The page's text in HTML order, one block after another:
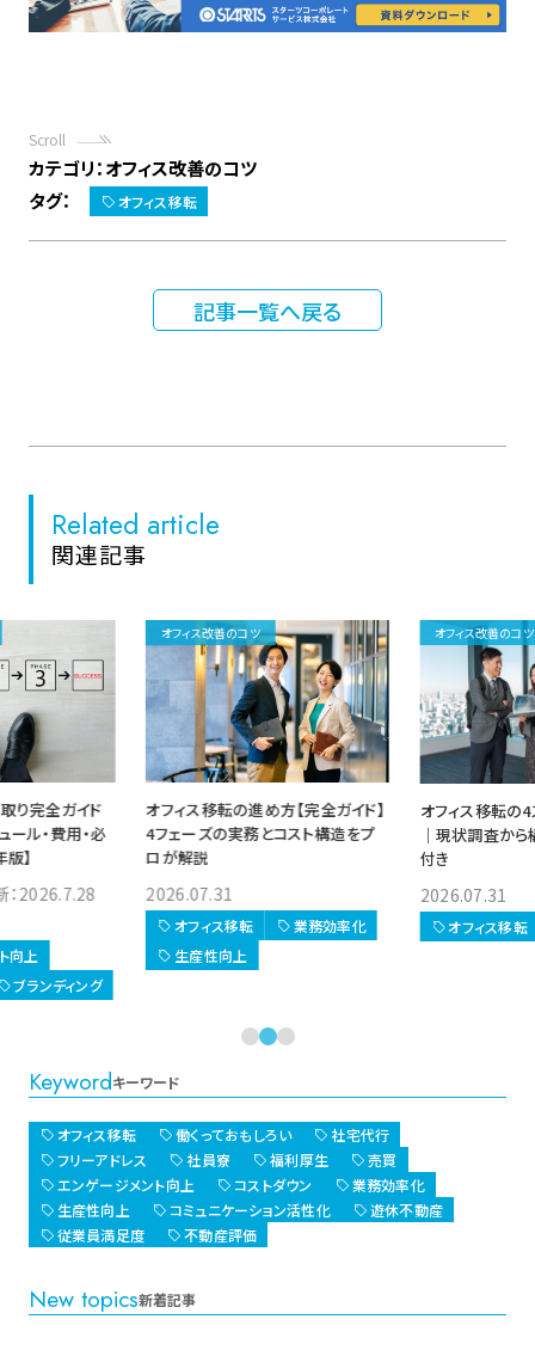
Scroll
カテゴリ：オフィス改善のコツ
タグ：
オフィス移転
記事一覧へ戻る
Related article
関連記事
【完全ガイド】
スト構造をプ
オフィス改善のコツ
オフィス移転の4ステップ完全ガイド
｜現状調査から構築まで実務リスト
付き
2026.07.31
オフィス移転 業務効率化
オフィス改善のコツ
事務所の引越し
｜やること・ス
要な手続き【
2025.08.02
オフィス移転
Keywordキーワード
オフィス移転 働くっておもしろい
社宅代行
フリーアドレス
社員寮 福利厚生
売買
エンゲージメント向上
コストダウン
業務効率化
生産性向上
コミュニケーション活性化
遊休不動産
従業員満足度
不動産評価
New topics新着記事